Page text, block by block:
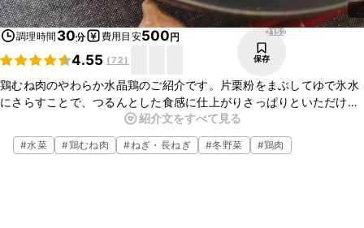
調理時間 30分 費用目安500円
4.55 (72)
2152
保存
鶏むね肉のやわらか水晶鶏のご紹介です。片栗粉をまぶしてゆで氷水
にさらすことで、つるんとした食感に仕上がりさっぱりといただけま
す。ごま油が効いたタレとの相性も抜群です。今夜の一品にいかがで
しょうか。ぜひ、お試しください。
紹介文をすべて見る
#水菜 #鶏むね肉 #ねぎ・長ねぎ #冬野菜 #鶏肉